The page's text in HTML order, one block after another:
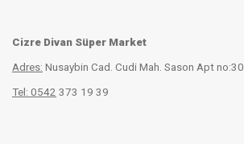
Cizre Divan Süper Market
Adres: Nusaybin Cad. Cudi Mah. Sason Apt no:30
Tel: 0542 373 19 39